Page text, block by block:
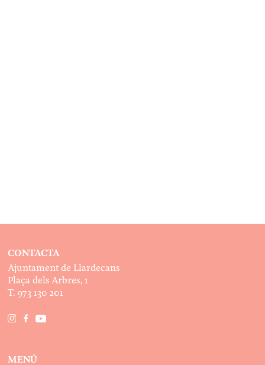
CONTACTA
Ajuntament de Llardecans
Plaça dels Arbres, 1
T. 973 130 201
MENÚ